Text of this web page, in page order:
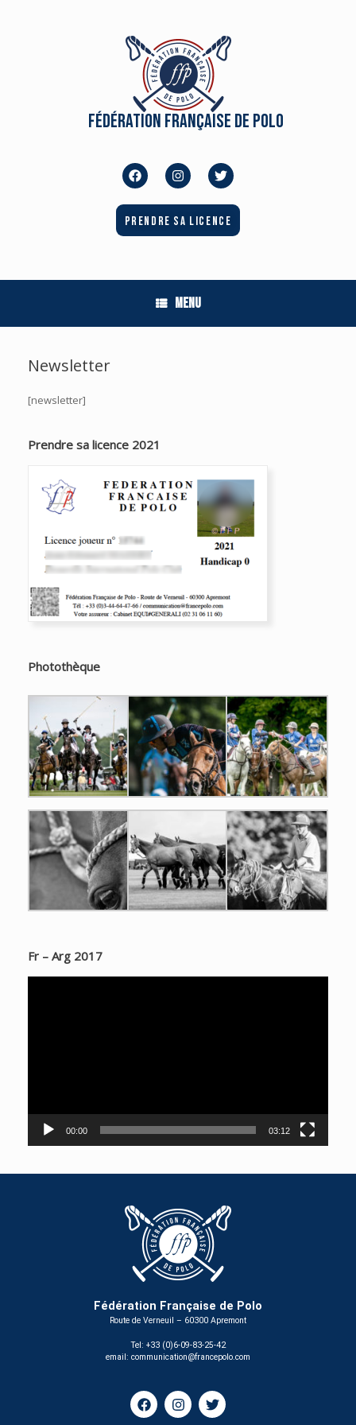
Fédération Française de Polo
Prendre sa licence
Menu
Newsletter
[newsletter]
Prendre sa licence 2021
Photothèque
Fr – Arg 2017
00:00 03:12
Fédération Française de Polo
Route de Verneuil – 60300 Apremont
Tel: +33 (0)6-09-83-25-42
email: communication@francepolo.com